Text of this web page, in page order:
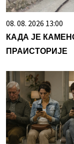
08. 08. 2026 13:00
КАДА ЈЕ
ПРАИСТОРИЈЕ